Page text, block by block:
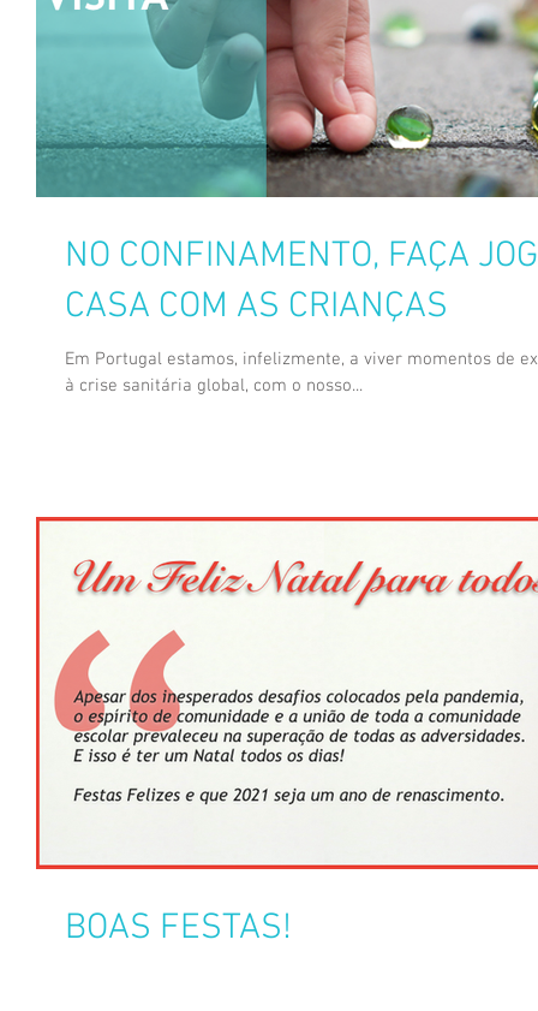
NO CONFINAMENTO, FAÇA
CASA COM AS CRIANÇAS
Em Portugal estamos, infelizmente, a viver momentos de
à crise sanitária global, com o nosso...
BOAS FESTAS!